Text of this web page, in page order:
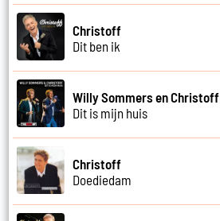
Christoff
Dit ben ik
Willy Sommers en Christoff
Dit is mijn huis
Christoff
Doediedam